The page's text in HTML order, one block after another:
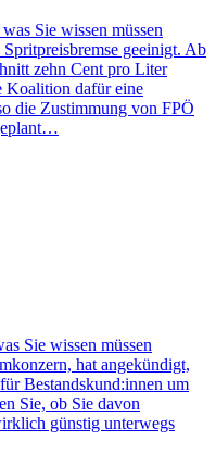
Sie wissen müssen
geeinigt. Ab
zehn Cent pro Liter
Koalition dafür eine
die Zustimmung von FPÖ
Sie wissen müssen
hat angekündigt,
Bestandskund:innen um
Sie, ob Sie davon
günstig unterwegs